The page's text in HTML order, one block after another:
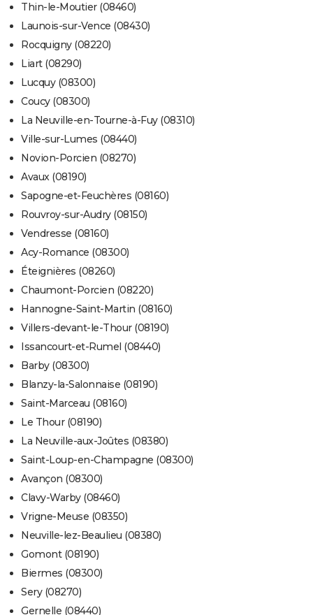
Thin-le-Moutier (08460)
Launois-sur-Vence (08430)
Rocquigny (08220)
Liart (08290)
Lucquy (08300)
Coucy (08300)
La Neuville-en-Tourne-à-Fuy (08310)
Ville-sur-Lumes (08440)
Novion-Porcien (08270)
Avaux (08190)
Sapogne-et-Feuchères (08160)
Rouvroy-sur-Audry (08150)
Vendresse (08160)
Acy-Romance (08300)
Éteignières (08260)
Chaumont-Porcien (08220)
Hannogne-Saint-Martin (08160)
Villers-devant-le-Thour (08190)
Issancourt-et-Rumel (08440)
Barby (08300)
Blanzy-la-Salonnaise (08190)
Saint-Marceau (08160)
Le Thour (08190)
La Neuville-aux-Joûtes (08380)
Saint-Loup-en-Champagne (08300)
Avançon (08300)
Clavy-Warby (08460)
Vrigne-Meuse (08350)
Neuville-lez-Beaulieu (08380)
Gomont (08190)
Biermes (08300)
Sery (08270)
Gernelle (08440)